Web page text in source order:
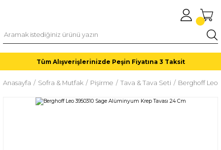
Tüm Alışverişlerinizde Peşin Fiyatına 3 Taksit
Anasayfa Sofra & Mutfak Pişirme Tava & Tava Seti Berghoff Leo